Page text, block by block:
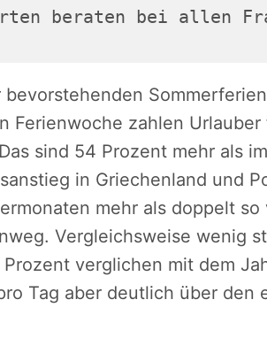
beraten bei allen
Ferienwoche zahlen
sind 54 Prozent mehr als
in Griechenland und
mehr als doppelt so
Vergleichsweise wenig
verglichen mit dem
Tag aber deutlich über den